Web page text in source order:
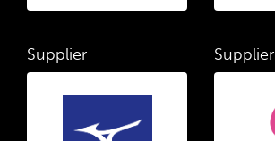
Supplier Supplier